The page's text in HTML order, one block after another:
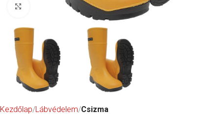
Click to enlarge
Kezdőlap Lábvédelem Csizma